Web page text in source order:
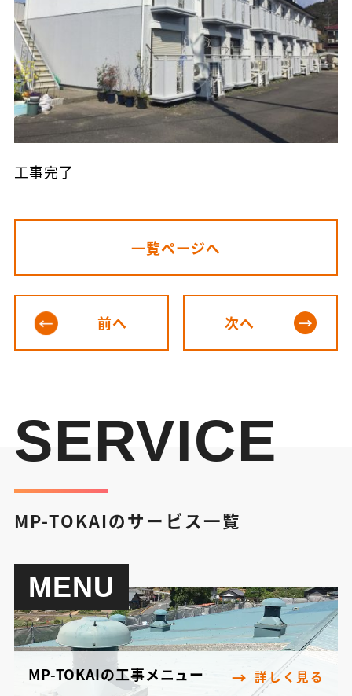
工事完了
前へ
一覧ページへ
次へ
SERVICE
MP-TOKAIのサービス一覧
MENU
MP-TOKAIの工事メニュー 詳しく見る